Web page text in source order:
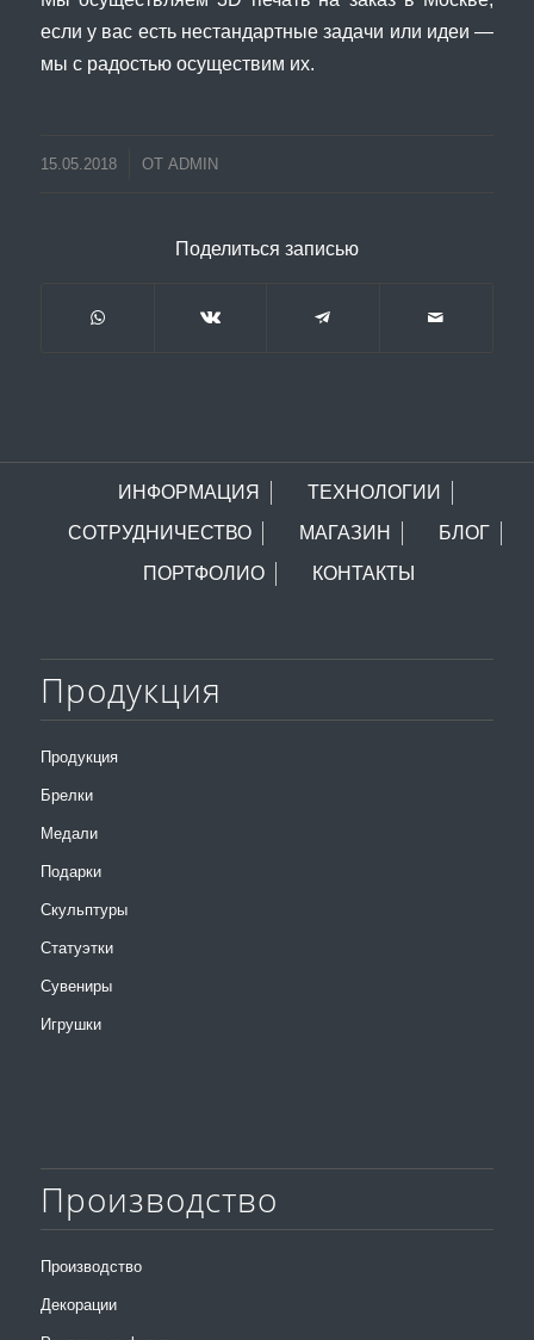
если у вас есть нестандартные задачи или идеи —
мы с радостью осуществим их.
15.05.2018 ОТ ADMIN
Поделиться записью
ИНФОРМАЦИЯ
ТЕХНОЛОГИИ
СОТРУДНИЧЕСТВО
МАГАЗИН
БЛОГ
ПОРТФОЛИО
КОНТАКТЫ
Продукция
Продукция
Брелки
Медали
Подарки
Скульптуры
Статуэтки
Сувениры
Игрушки
Производство
Производство
Декорации